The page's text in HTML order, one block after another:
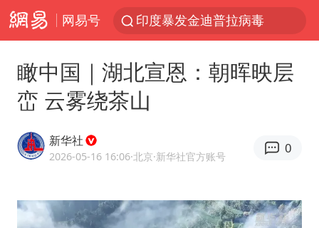
网易号
24小时不关空调 电费反而更低？
“梅姨”已是老年人 死刑或适用受限
“事业单位招聘不是人情买卖”
瞰中国｜湖北宣恩：朝晖映层
峦 云雾绕茶山
新华社
2026-05-16 16:06·北京·新华社官方账号
0